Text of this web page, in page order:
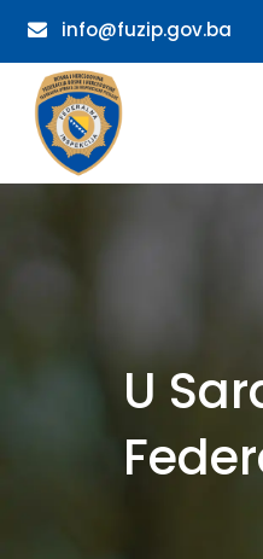
info@fuzip.gov.ba
U